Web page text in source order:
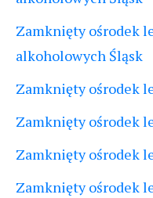
Zamknięty ośrodek
alkoholowych Śląsk
Zamknięty ośrodek
Zamknięty ośrodek
Zamknięty ośrodek
Zamknięty ośrodek